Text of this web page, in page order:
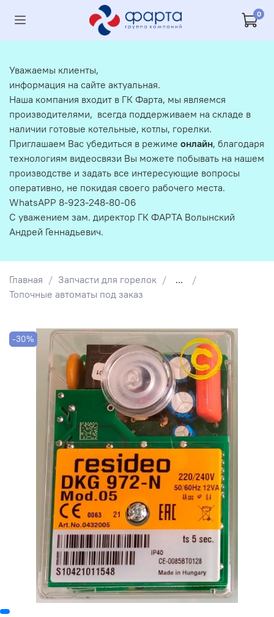
0
Главная Запчасти для горелок
...
Топочные автоматы под заказ
-30%
Уважаемы клиенты,
информация на сайте актуальная.
Наша компания входит в ГК Фарта, мы являемся
производителями, всегда поддерживаем на складе в
наличии готовые котельные, котлы, горелки.
Приглашаем Вас убедиться в режиме онлайн, благодаря
технологиям видеосвязи Вы можете побывать на нашем
производстве и задать все интересующие вопросы
оперативно, не покидая своего рабочего места.
WhatsAPP 8-923-248-80-06
С уважением зам. директор ГК ФАРТА Волынский
Андрей Геннадьевич.